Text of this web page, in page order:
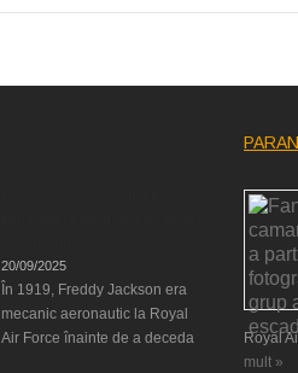
20/09/2025
În 1919, Freddy Jackson era
mecanic aeronautic la Royal
Air Force înainte de a deceda
Royal
mult »